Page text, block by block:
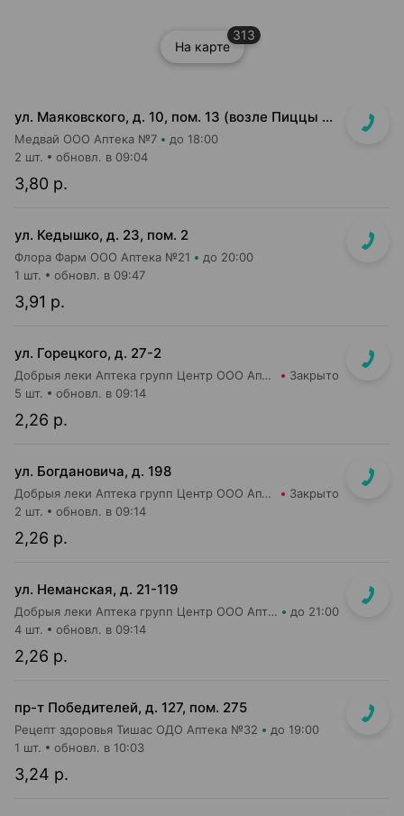
На карте
313
ул. Маяковского, д. 10, пом. 13 (возле Пиццы Мании)
Медвай ООО Аптека №7 до 18:00
3,80 р.
2 шт. обновл. в 09:04
ул. Кедышко, д. 23, пом. 2
Флора Фарм ООО Аптека №21 до 20:00
3,91 р.
1 шт. обновл. в 09:47
ул. Горецкого, д. 27-2
Добрыя леки Аптека групп Центр ООО Аптека №40 Закрыто
2,26 р.
5 шт. обновл. в 09:14
ул. Богдановича, д. 198
Добрыя леки Аптека групп Центр ООО Аптека №44 Закрыто
2,26 р.
2 шт. обновл. в 09:14
ул. Неманская, д. 21-119
Добрыя леки Аптека групп Центр ООО Аптека №51 до 21:00
2,26 р.
4 шт. обновл. в 09:14
пр-т Победителей, д. 127, пом. 275
Рецепт здоровья Тишас ОДО Аптека №32 до 19:00
3,24 р.
1 шт. обновл. в 10:03